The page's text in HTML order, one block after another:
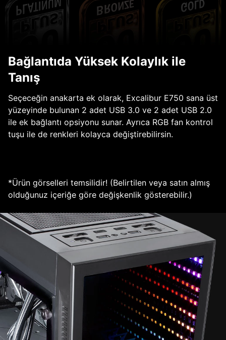
Bağlantıda Yüksek Kolaylık ile
Tanış
Seçeceğin anakarta ek olarak, Excalibur E750 sana üst
yüzeyinde bulunan 2 adet USB 3.0 ve 2 adet USB 2.0
ile ek bağlantı opsiyonu sunar. Ayrıca RGB fan kontrol
tuşu ile de renkleri kolayca değiştirebilirsin.
*Ürün görselleri temsilidir! (Belirtilen veya satın almış
olduğunuz içeriğe göre değişkenlik gösterebilir.)